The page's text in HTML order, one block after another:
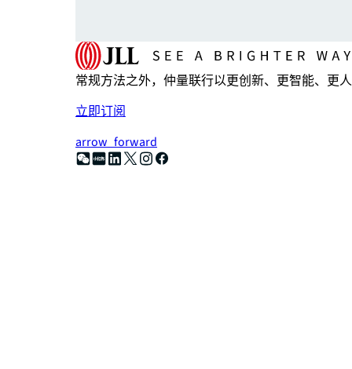
常规方法之外，仲量联行以更创新、更智能、更
立即订阅
arrow_forward